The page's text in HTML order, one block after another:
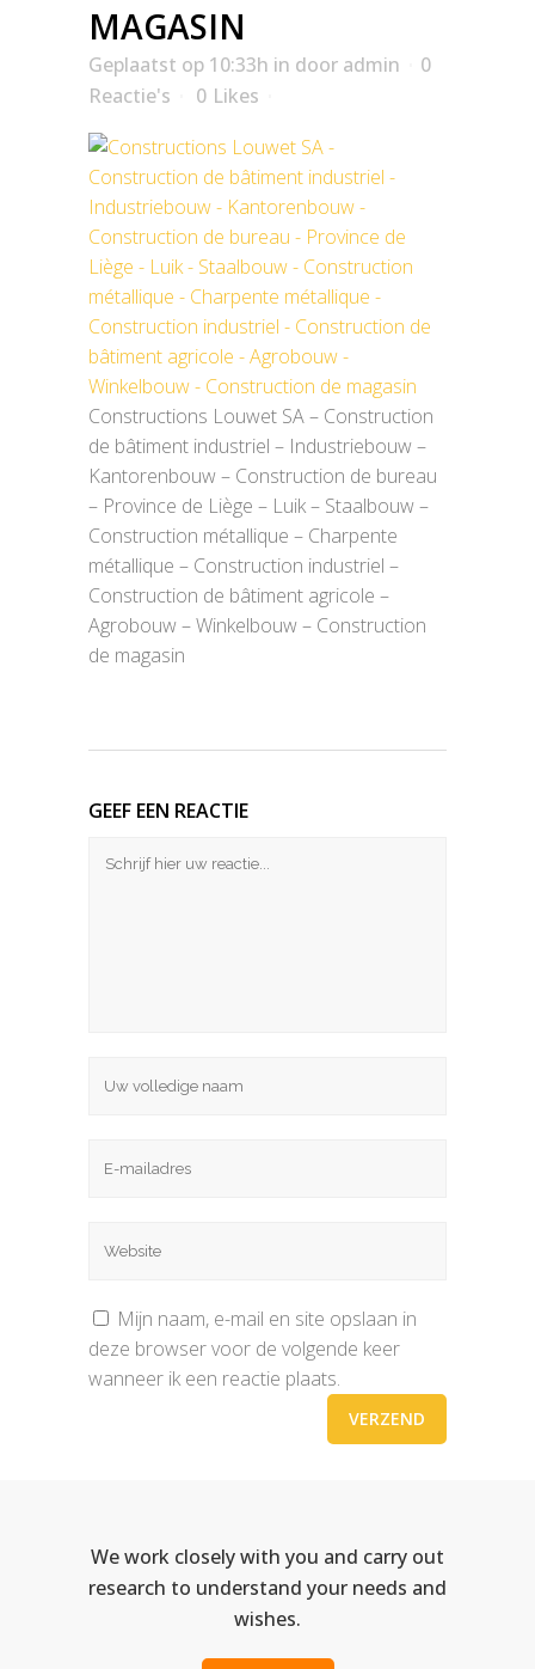
MAGASIN
Geplaatst op 10:33h in door admin
0
Reactie's
0 Likes
Constructions Louwet SA – Construction
de bâtiment industriel – Industriebouw –
Kantorenbouw – Construction de bureau
– Province de Liège – Luik – Staalbouw –
Construction métallique – Charpente
métallique – Construction industriel –
Construction de bâtiment agricole –
Agrobouw – Winkelbouw – Construction
de magasin
GEEF EEN REACTIE
Mijn naam, e-mail en site opslaan in
deze browser voor de volgende keer
wanneer ik een reactie plaats.
We work closely with you and carry out
research to understand your needs and
wishes.